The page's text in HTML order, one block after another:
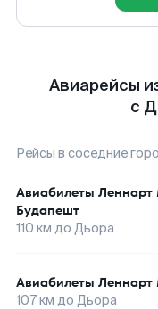
Авиарейсы
с
Рейсы в соседние
Авиабилеты Леннарт
Будапешт
110 км до Дьора
Авиабилеты Леннарт
107км до Дьора